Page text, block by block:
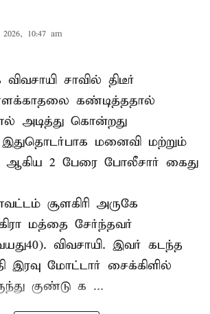
10:47 am
விவசாயி சாவில் திடீர்
கண்டித்ததால்
அடித்து கொன்றது
மனைவி மற்றும்
2 பேரை போலீசார் கைது
சூளகிரி அருகே
கிரா மத்தை சேர்ந்தவர்
விவசாயி. இவர் கடந்த
இரவு மோட்டார் சைக்கிளில்
குண்டு க ...